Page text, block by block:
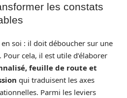
les constats
en soi : il doit déboucher sur une
cela, il est utile d’élaborer
feuille de route et
qui traduisent les axes
Parmi les leviers